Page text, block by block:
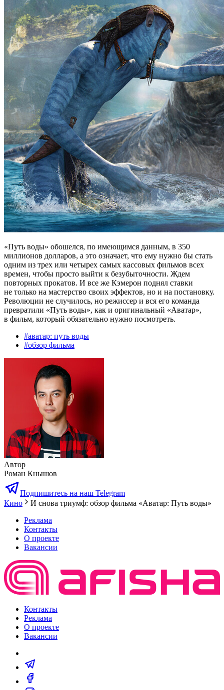
«Путь воды» обошелся, по имеющимся данным, в 350
миллионов долларов, а это означает, что ему нужно бы стать
одним из трех или четырех самых кассовых фильмов всех
времен, чтобы просто выйти к безубыточности. Ждем
повторных прокатов. И все же Кэмерон поднял ставки
не только на мастерство своих эффектов, но и на постановку.
Революции не случилось, но режиссер и вся его команда
превратили «Путь воды», как и оригинальный «Аватар»,
в фильм, который обязательно нужно посмотреть.
#аватар: путь воды
#обзор фильма
Автор
Роман Кнышов
Подпишитесь на наш Telegram
Кино
И снова триумф: обзор фильма «Аватар: Путь воды»
Реклама
Контакты
О проекте
Вакансии
Контакты
Реклама
О проекте
Вакансии